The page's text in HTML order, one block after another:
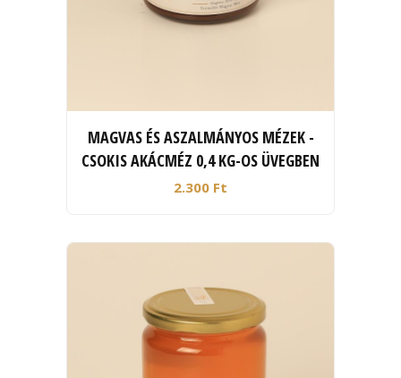
MAGVAS ÉS ASZALMÁNYOS MÉZEK -
CSOKIS AKÁCMÉZ 0,4 KG-OS ÜVEGBEN
2.300 Ft